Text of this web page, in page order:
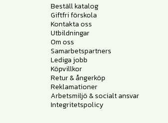
Beställ katalog
Giftfri förskola
Kontakta oss
Utbildningar
Om oss
Samarbetspartners
Lediga jobb
Köpvillkor
Retur & ångerköp
Reklamationer
Arbetsmiljö & socialt ansvar
Integritetspolicy